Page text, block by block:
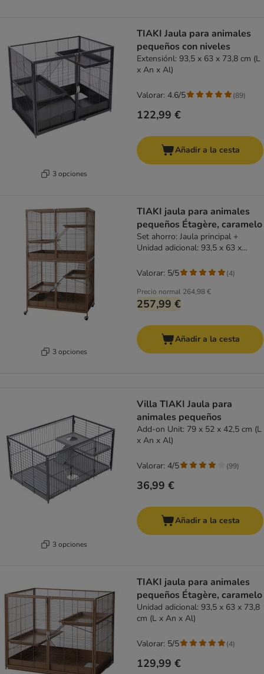
3 opciones
TIAKI Jaula para animales
pequeños con niveles
Extensiónl: 93,5 x 63 x 73,8 cm (L
x An x Al)
122,99 €
Valorar: 4.6/5 (89)
Añadir a la cesta
3 opciones
TIAKI jaula para animales
pequeños Étagère, caramelo
Set ahorro: Jaula principal +
Unidad adicional: 93,5 x 63 x
Precio normal 264,98 €
257,99 €
Valorar: 5/5 (4)
Añadir a la cesta
3 opciones
Villa TIAKI Jaula para
animales pequeños
Add-on Unit: 79 x 52 x 42,5 cm (L
x An x Al)
36,99 €
Valorar: 4/5 (99)
Añadir a la cesta
TIAKI jaula para animales
pequeños Étagère, caramelo
Unidad adicional: 93,5 x 63 x 73,8
cm (L x An x Al)
129,99 €
Valorar: 5/5 (4)